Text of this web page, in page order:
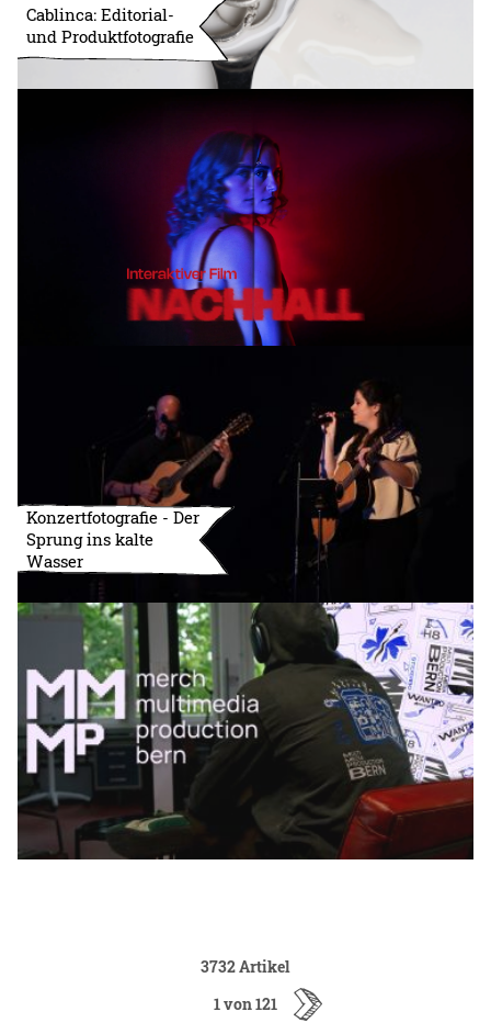
Cablinca: Editorial-
und Produktfotografie
Konzertfotografie - Der
Sprung ins kalte
Wasser
3732 Artikel
1 von 121